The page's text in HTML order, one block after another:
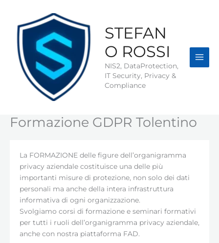
contenuto
STEFAN
O ROSSI
NIS2, DataProtection,
IT Security, Privacy &
Compliance
Formazione GDPR Tolentino
La FORMAZIONE delle figure dell’organigramma
privacy aziendale costituisce una delle più
importanti misure di protezione, non solo dei dati
personali ma anche della intera infrastruttura
informativa di ogni organizzazione.
Svolgiamo corsi di formazione e seminari formativi
per tutti i ruoli dell’organigramma privacy aziendale,
anche con nostra piattaforma FAD.